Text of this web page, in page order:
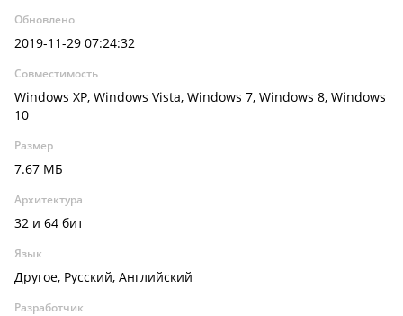
Обновлено
2019-11-29 07:24:32
Совместимость
Windows XP, Windows Vista, Windows 7, Windows 8, Windows
10
Размер
7.67 МБ
Архитектура
32 и 64 бит
Язык
Другое, Русский, Английский
Разработчик